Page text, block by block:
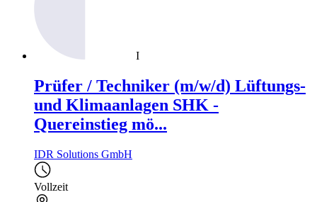
I
Prüfer / Techniker (m/w/d) Lüftungs-
und Klimaanlagen SHK -
Quereinstieg mö...
IDR Solutions GmbH
Vollzeit